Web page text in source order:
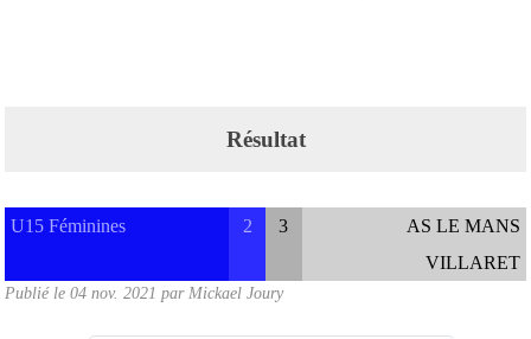
Résultat
U15 Féminines 2 3
AS LE MANS
VILLARET
Publié le 04 nov. 2021 parMickael Joury